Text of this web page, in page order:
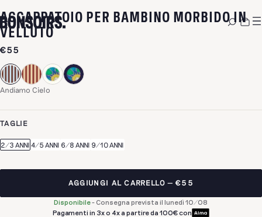
ACCAPPATOIO PER BAMBINO MORBIDO IN
VELLUTO-ANDIAMO CIELO
€55
Andiamo Cielo
TAGLIE
2/3 ANNI 4/5 ANNI 6/8 ANNI 9/10 ANNI
AGGIUNGI AL CARRELLO €55
Disponibile- Consegna prevista il lunedì 10/08
Pagamenti in 3x o 4x a partire da 100€ con